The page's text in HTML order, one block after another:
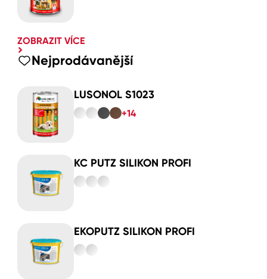
ZOBRAZIT VÍCE
Nejprodávanější
LUSONOL S1023
+14
KC PUTZ SILIKON PROFI
EKOPUTZ SILIKON PROFI